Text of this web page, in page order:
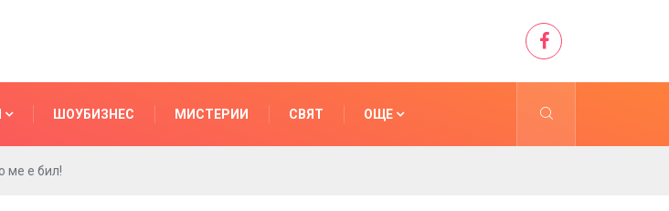
ШОУБИЗНЕС МИСТЕРИИ СВЯТ ОЩЕ
ме е бил!